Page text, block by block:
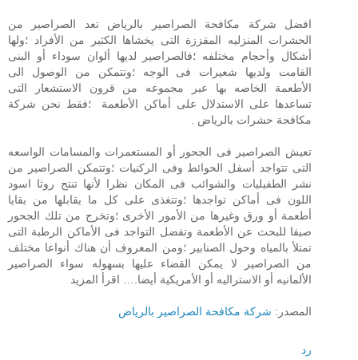
افضل شركة مكافحة الصراصير بالرياض تعد الصراصير من
الحشرات المنزليه المقززة التى يخشاها الكثير من الأفراد ؛ولها
أشكال وأحجام مختلفه ؛فالصراصير لديها ألوان سوداء أو البنى
القامت ولديها شعيرات فى الوجه ؛وتتمكن من الوصول الى
الأطعمة الخاصه بها عبر مجموعه من قرون الاستشعار التى
تساعدها على الاستدلال على أماكن الأطعمة ؛فقط نحن شركة
مكافحة حشرات بالرياض .
تعيش الصراصير فى الجحور أو المستعمرات والمسامات الواسعه
التى تتواجد أسفل الحوائط وفى الركنيات ؛وتتمكن الصراصير من
نشر الطفيليات والشوائب فى المكان نظرا لأنها تنتج روثا اسود
اللون فى أماكن تواجدها ؛وتتغذى على كل ما يقابلها من بقايا
أطعمة أو ورق وغيرها من الأمور الأخرى ؛وتخرج من تلك الجحور
صيفا للبحث عن الأطعمة وتفضل التواجد فى الأماكن الرطبة التى
تمتلأ بالمياه وحول الصنابير ؛ومن المعروف أن هناك أنواعا مختلف
من الصراصير لا يمكن القضاء عليها بسهوله سواء الصراصير
الألمانيه أو الاستراليه أو الأمريكية أيضا.… اقرأ المزيد
المصدر: شركة مكافحة الصراصير بالرياض
رد